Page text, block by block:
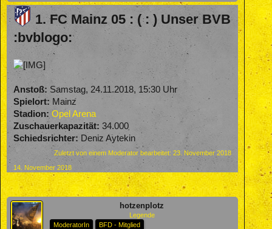
1. FC Mainz 05 : ( : ) Unser BVB
:bvblogo:
Anstoß: Samstag, 24.11.2018, 15:30 Uhr
Spielort: Mainz
Stadion: Opel Arena
Zuschauerkapazität: 34.000
Schiedsrichter: Deniz Aytekin
Zuletzt von einem Moderator bearbeitet:23. November 2018
14. November 2018
hotzenplotz
Legende
ModeratorIn
BFD - Mitglied